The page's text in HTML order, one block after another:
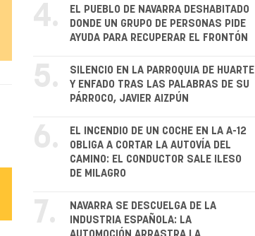
4.
EL PUEBLO DE NAVARRA DESHABITADO
DONDE UN GRUPO DE PERSONAS PIDE
AYUDA PARA RECUPERAR EL FRONTÓN
5.
SILENCIO EN LA PARROQUIA DE HUARTE
Y ENFADO TRAS LAS PALABRAS DE SU
PÁRROCO, JAVIER AIZPÚN
6.
EL INCENDIO DE UN COCHE EN LA A-12
OBLIGA A CORTAR LA AUTOVÍA DEL
CAMINO: EL CONDUCTOR SALE ILESO
DE MILAGRO
7.
NAVARRA SE DESCUELGA DE LA
INDUSTRIA ESPAÑOLA: LA